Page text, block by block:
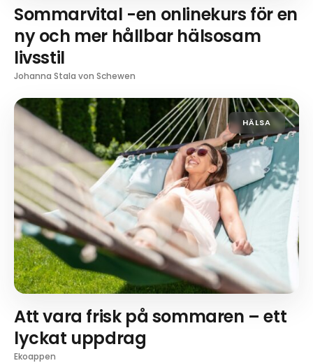
Sommarvital -en onlinekurs för en
ny och mer hållbar hälsosam
livsstil
Johanna Stala von Schewen
HÄLSA
Att vara frisk på sommaren – ett
lyckat uppdrag
Ekoappen